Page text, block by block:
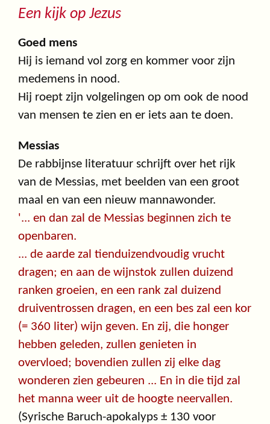
Een kijk op Jezus
Goed mens
Hij is iemand vol zorg en kommer voor zijn
medemens in nood.
Hij roept zijn volgelingen op om ook de nood
van mensen te zien en er iets aan te doen.
Messias
De rabbijnse literatuur schrijft over het rijk
van de Messias, met beelden van een groot
maal en van een nieuw mannawonder.
'... en dan zal de Messias beginnen zich te
openbaren.
... de aarde zal tienduizendvoudig vrucht
dragen; en aan de wijnstok zullen duizend
ranken groeien, en een rank zal duizend
druiventrossen dragen, en een bes zal een kor
(= 360 liter) wijn geven. En zij, die honger
hebben geleden, zullen genieten in
overvloed; bovendien zullen zij elke dag
wonderen zien gebeuren ... En in die tijd zal
het manna weer uit de hoogte neervallen.
(Syrische Baruch-apokalyps ± 130 voor